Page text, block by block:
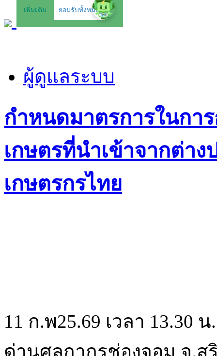
ผู้ดูแลระบบ
กำหนดมาตรการในกา
เกษตรที่นำเข้าจากต่า
เกษตรกรไทย
11 ก.พ25.69 เวลา
ด่านศุลกากรช่องจอม จ.สุ